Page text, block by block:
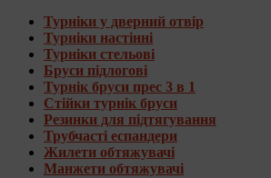
Турніки у дверний отвір
Турніки настінні
Турніки стельові
Бруси підлогові
Турнік бруси прес 3 в 1
Стійки турнік бруси
Резинки для підтягування
Трубчасті еспандери
Жилети обтяжувачі
Манжети обтяжувачі